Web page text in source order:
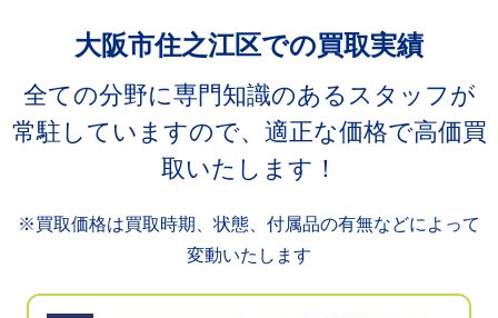
大阪市住之江区での買取実績
全ての分野に専門知識のあるスタッフが
常駐していますので、適正な価格で高価買
取いたします！
※買取価格は買取時期、状態、付属品の有無などによって
変動いたします